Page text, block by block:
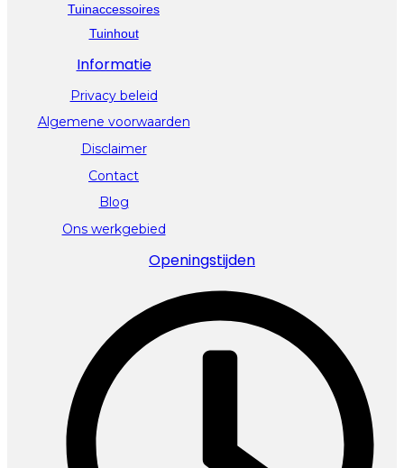
Tuinaccessoires
Tuinhout
Informatie
Privacy beleid
Algemene voorwaarden
Disclaimer
Contact
Blog
Ons werkgebied
Openingstijden